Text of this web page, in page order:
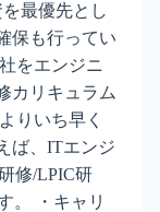
最優先とし
保も行ってい
をエンジニ
カリキュラム
りいち早く
ば、ITエンジ
修/LPIC研
。 ・キャリ